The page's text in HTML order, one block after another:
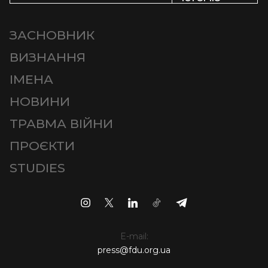
ЗАСНОВНИК
ВИЗНАННЯ
ІМЕНА
НОВИНИ
ТРАВМА ВІЙНИ
ПРОЄКТИ
STUDIES
E-mail:
press@fdu.org.ua